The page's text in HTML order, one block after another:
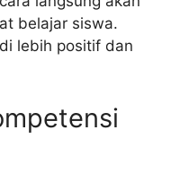
belajar siswa.
lebih positif dan